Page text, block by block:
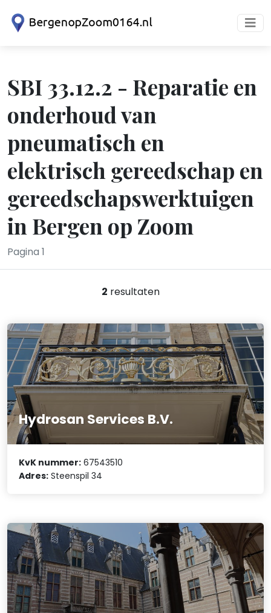
SBI 33.12.2 - Reparatie en
onderhoud van
pneumatisch en
elektrisch gereedschap en
gereedschapswerktuigen
in Bergen op Zoom
Pagina 1
2 resultaten
Hydrosan Services B.V.
KvK nummer: 67543510
Adres: Steenspil 34